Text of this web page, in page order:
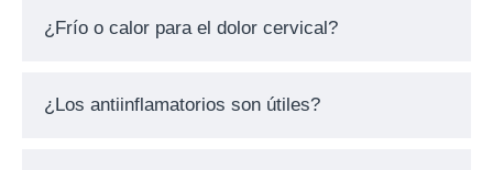
¿Frío o calor para el dolor cervical?
¿Los antiinflamatorios son útiles?